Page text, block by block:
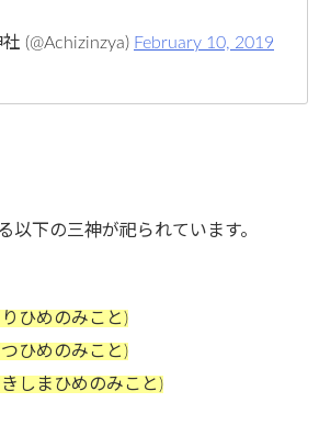
(@Achizinzya) February 10, 2019
以下の三神が祀られています。
ひめのみこと)
ひめのみこと)
しまひめのみこと)